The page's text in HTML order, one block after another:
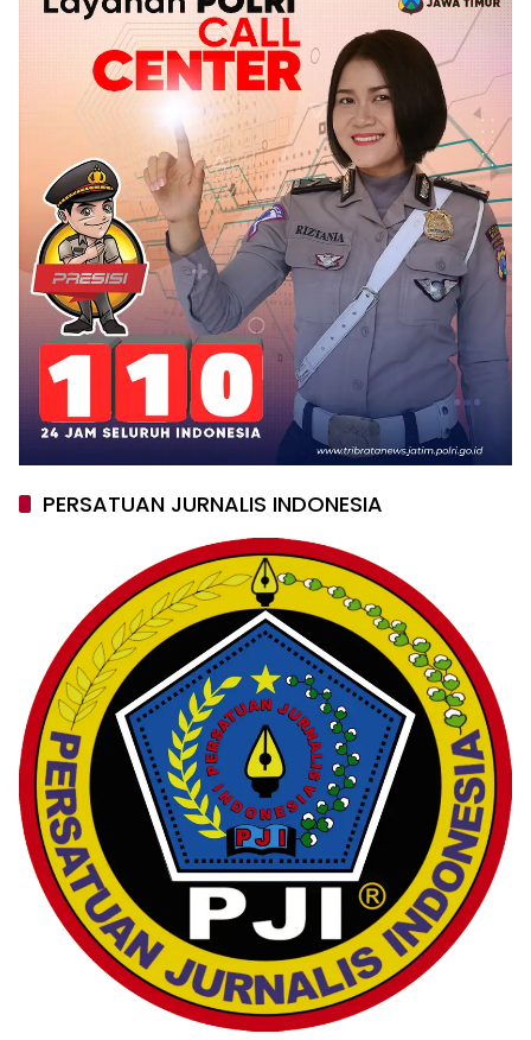
PERSATUAN JURNALIS INDONESIA